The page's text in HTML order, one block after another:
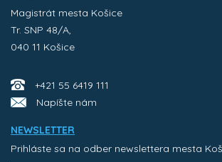
Magistrát mesta Košice
Tr. SNP 48/A,
040 11 Košice
+421 55 6419 111
Napíšte nám
NEWSLETTER
Prihláste sa na odber newslettera mesta